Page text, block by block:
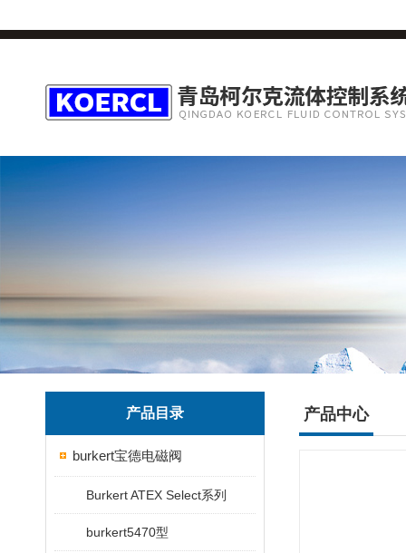
产品目录
burkert宝德电磁阀
Burkert ATEX Select系列
burkert5470型
产品中心